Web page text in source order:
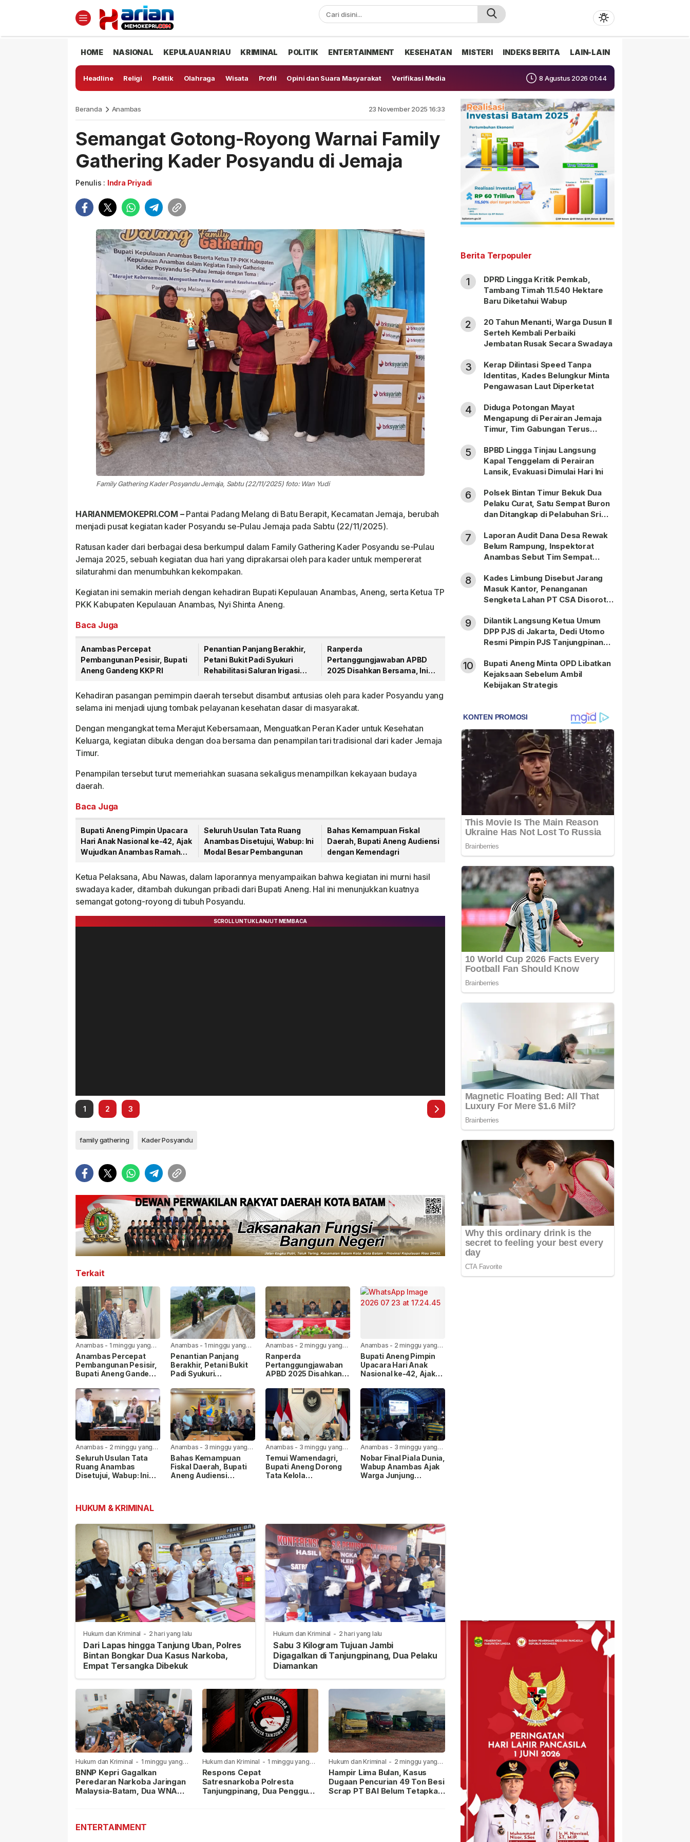
HOME NASIONAL KEPULAUAN RIAU KRIMINAL POLITIK ENTERTAINMENT KESEHATAN MISTERI INDEKS BERITA LAIN-LAIN
Headline Religi Politik Olahraga Wisata Profil Opini dan Suara Masyarakat Verifikasi Media 8 Agustus 2026 01:44
Beranda Anambas 23 November 2025 16:33
Semangat Gotong-Royong Warnai Family
Gathering Kader Posyandu di Jemaja
Penulis : Indra Priyadi
Family Gathering Kader Posyandu Jemaja, Sabtu (22/11/2025) foto: Wan Yudi
HARIANMEMOKEPRI.COM –Pantai Padang Melang di Batu Berapit, Kecamatan Jemaja, berubah
menjadi pusat kegiatan kader Posyandu se-Pulau Jemaja pada Sabtu (22/11/2025).
Ratusan kader dari berbagai desa berkumpul dalam Family Gathering Kader Posyandu se-Pulau
Jemaja 2025, sebuah kegiatan dua hari yang diprakarsai oleh para kader untuk mempererat
silaturahmi dan menumbuhkan kekompakan.
Kegiatan ini semakin meriah dengan kehadiran Bupati Kepulauan Anambas, Aneng, serta Ketua TP
PKK Kabupaten Kepulauan Anambas, Nyi Shinta Aneng.
Baca Juga
Anambas Percepat
Pembangunan Pesisir, Bupati
Aneng Gandeng KKP RI
Penantian Panjang Berakhir,
Petani Bukit Padi Syukuri
Rehabilitasi Saluran Irigasi
Ranperda
Pertanggungjawaban APBD
2025 Disahkan Bersama, Ini
Kehadiran pasangan pemimpin daerah tersebut disambut antusias oleh para kader Posyandu yang
selama ini menjadi ujung tombak pelayanan kesehatan dasar di masyarakat.
Dengan mengangkat tema Merajut Kebersamaan, Menguatkan Peran Kader untuk Kesehatan
Keluarga, kegiatan dibuka dengan doa bersama dan penampilan tari tradisional dari kader Jemaja
Timur.
Penampilan tersebut turut memeriahkan suasana sekaligus menampilkan kekayaan budaya
daerah.
Baca Juga
Bupati Aneng Pimpin Upacara
Hari Anak Nasional ke-42, Ajak
Wujudkan Anambas Ramah
Seluruh Usulan Tata Ruang
Anambas Disetujui, Wabup: Ini
Modal Besar Pembangunan
Bahas Kemampuan Fiskal
Daerah, Bupati Aneng Audiensi
dengan Kemendagri
Ketua Pelaksana, Abu Nawas, dalam laporannya menyampaikan bahwa kegiatan ini murni hasil
swadaya kader, ditambah dukungan pribadi dari Bupati Aneng. Hal ini menunjukkan kuatnya
semangat gotong-royong di tubuh Posyandu.
1 2 3
family gathering Kader Posyandu
Terkait
Anambas - 1 minggu yang
lalu
Anambas Percepat
Pembangunan Pesisir,
Bupati Aneng Gandeng
Anambas - 1 minggu yang
lalu
Penantian Panjang
Berakhir, Petani Bukit
Padi Syukuri
Irigasi Mulai Dikerjakan
Anambas - 2 minggu yang
lalu
Ranperda
Pertanggungjawaban
APBD 2025 Disahkan
Bupati Anambas
Anambas - 2 minggu yang
lalu
Bupati Aneng Pimpin
Upacara Hari Anak
Nasional ke-42, Ajak
Ramah Anak
Anambas - 2 minggu yang
lalu
Seluruh Usulan Tata
Ruang Anambas
Disetujui, Wabup: Ini
Anambas - 3 minggu yang
lalu
Bahas Kemampuan
Fiskal Daerah, Bupati
Aneng Audiensi
Anambas - 3 minggu yang
lalu
Temui Wamendagri,
Bupati Aneng Dorong
Tata Kelola
Anambas - 3 minggu yang
lalu
Nobar Final Piala Dunia,
Wabup Anambas Ajak
Warga Junjung
HUKUM & KRIMINAL
Hukum dan Kriminal - 2 hari yang lalu
Dari Lapas hingga Tanjung Uban, Polres
Bintan Bongkar Dua Kasus Narkoba,
Empat Tersangka Dibekuk
Hukum dan Kriminal - 2 hari yang lalu
Sabu 3 Kilogram Tujuan Jambi
Digagalkan di Tanjungpinang, Dua Pelaku
Diamankan
Hukum dan Kriminal - 1 minggu yang
lalu
BNNP Kepri Gagalkan
Peredaran Narkoba Jaringan
Malaysia-Batam, Dua WNA
Hukum dan Kriminal - 1 minggu yang
lalu
Respons Cepat
Satresnarkoba Polresta
Tanjungpinang, Dua Pengguna
Hukum dan Kriminal - 2 minggu yang
lalu
Hampir Lima Bulan, Kasus
Dugaan Pencurian 49 Ton Besi
Scrap PT BAI Belum Tetapkan
ENTERTAINMENT
Berita Terpopuler
1
DPRD Lingga Kritik Pemkab,
Tambang Timah 11.540 Hektare
Baru Diketahui Wabup
2
20 Tahun Menanti, Warga Dusun II
Serteh Kembali Perbaiki
Jembatan Rusak Secara Swadaya
3
Kerap Dilintasi Speed Tanpa
Identitas, Kades Belungkur Minta
Pengawasan Laut Diperketat
4
Diduga Potongan Mayat
Mengapung di Perairan Jemaja
Timur, Tim Gabungan Terus
5
BPBD Lingga Tinjau Langsung
Kapal Tenggelam di Perairan
Lansik, Evakuasi Dimulai Hari Ini
6
Polsek Bintan Timur Bekuk Dua
Pelaku Curat, Satu Sempat Buron
dan Ditangkap di Pelabuhan Sri
7
Laporan Audit Dana Desa Rewak
Belum Rampung, Inspektorat
Anambas Sebut Tim Sempat
8
Kades Limbung Disebut Jarang
Masuk Kantor, Penanganan
Sengketa Lahan PT CSA Disorot
9
Dilantik Langsung Ketua Umum
DPP PJS di Jakarta, Dedi Utomo
Resmi Pimpin PJS Tanjungpinang-
10
Bupati Aneng Minta OPD Libatkan
Kejaksaan Sebelum Ambil
Kebijakan Strategis